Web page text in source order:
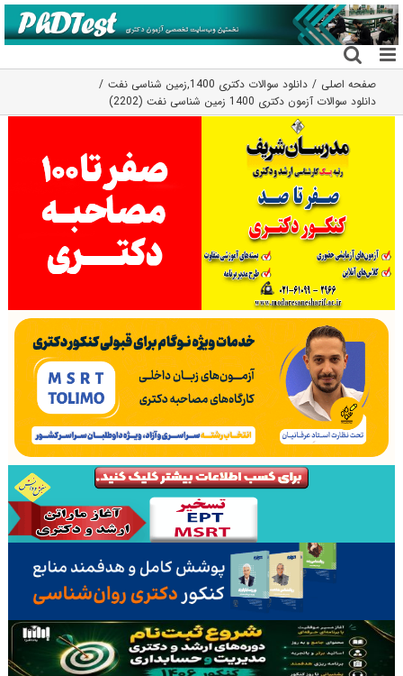
رفتن
به
محتوا
صفحه اصلی دانلود سوالات دکتری 1400 ,زمین شناسی نفت
دانلود سوالات آزمون دکتری 1400 زمین شناسی نفت (2202)